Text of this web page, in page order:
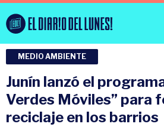
MEDIO AMBIENTE
Junín lanzó el
Verdes Móviles” para
reciclaje en los barrios